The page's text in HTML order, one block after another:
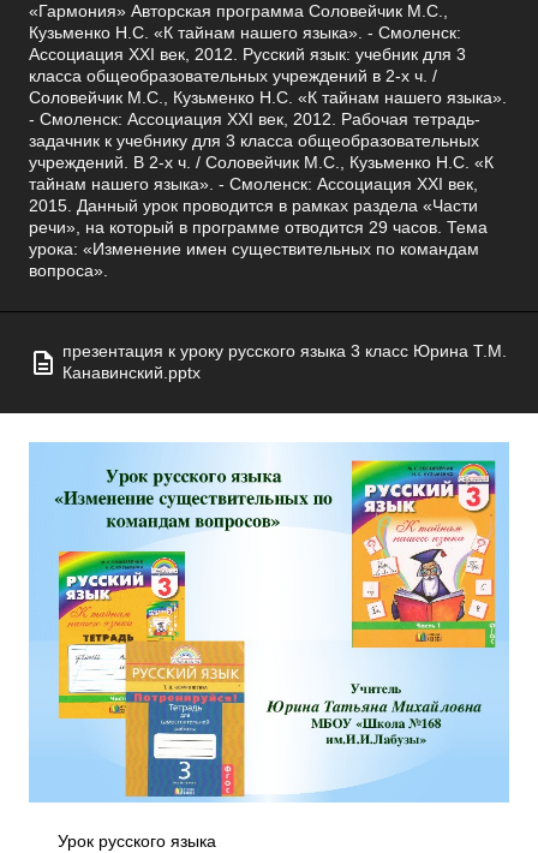
«Гармония» Авторская программа Соловейчик М.С.,
Кузьменко Н.С. «К тайнам нашего языка». - Смоленск:
Ассоциация XXI век, 2012. Русский язык: учебник для 3
класса общеобразовательных учреждений в 2-х ч. /
Соловейчик М.С., Кузьменко Н.С. «К тайнам нашего языка».
- Смоленск: Ассоциация XXI век, 2012. Рабочая тетрадь-
задачник к учебнику для 3 класса общеобразовательных
учреждений. В 2-х ч. / Соловейчик М.С., Кузьменко Н.С. «К
тайнам нашего языка». - Смоленск: Ассоциация XXI век,
2015. Данный урок проводится в рамках раздела «Части
речи», на который в программе отводится 29 часов. Тема
урока: «Изменение имен существительных по командам
вопроса».
презентация к уроку русского языка 3 класс Юрина Т.М.
Канавинский.pptx
Урок русского языка